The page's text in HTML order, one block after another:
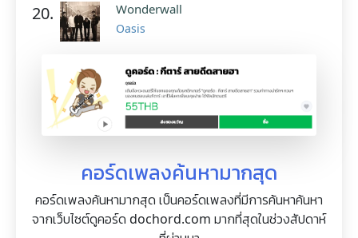
20. Wonderwall
Oasis
คอร์ดเพลงค้นหามากสุด
คอร์ดเพลงค้นหามากสุด เป็นคอร์ดเพลงที่มีการค้นหาค้นหา
จากเว็บไซต์ดูคอร์ด dochord.com มากที่สุดในช่วงสัปดาห์